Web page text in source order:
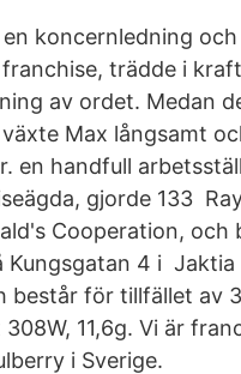
koncernledning
trädde i
av ordet. Medan
Max långsamt
en handfull
gjorde 133
Cooperation, och
Kungsgatan 4 i
består för tillfället av
11,6g. Vi är
i Sverige.